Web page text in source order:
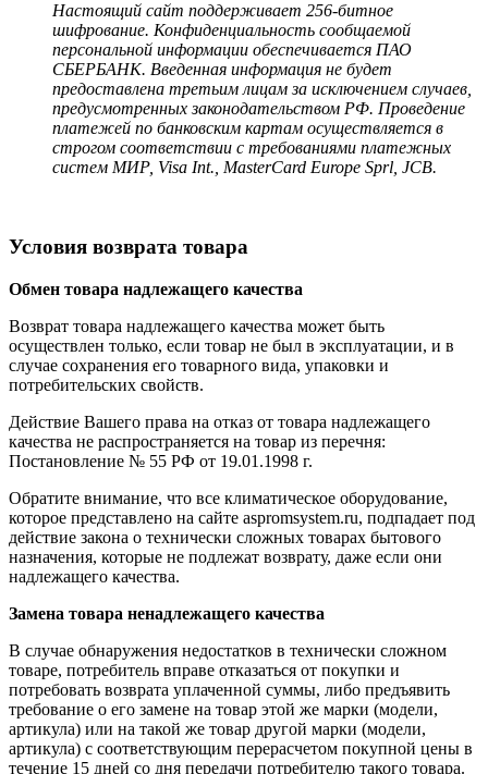
Настоящий сайт поддерживает 256-битное
шифрование. Конфиденциальность сообщаемой
персональной информации обеспечивается ПАО
СБЕРБАНК. Введенная информация не будет
предоставлена третьим лицам за исключением случаев,
предусмотренных законодательством РФ. Проведение
платежей по банковским картам осуществляется в
строгом соответствии с требованиями платежных
систем МИР, Visa Int., MasterCard Europe Sprl, JCB.
Условия возврата товара
Обмен товара надлежащего качества
Возврат товара надлежащего качества может быть
осуществлен только, если товар не был в эксплуатации, и в
случае сохранения его товарного вида, упаковки и
потребительских свойств.
Действие Вашего права на отказ от товара надлежащего
качества не распространяется на товар из перечня:
Постановление № 55 РФ от 19.01.1998 г.
Обратите внимание, что все климатическое оборудование,
которое представлено на сайте aspromsystem.ru, подпадает под
действие закона о технически сложных товарах бытового
назначения, которые не подлежат возврату, даже если они
надлежащего качества.
Замена товара ненадлежащего качества
В случае обнаружения недостатков в технически сложном
товаре, потребитель вправе отказаться от покупки и
потребовать возврата уплаченной суммы, либо предъявить
требование о его замене на товар этой же марки (модели,
артикула) или на такой же товар другой марки (модели,
артикула) с соответствующим перерасчетом покупной цены в
течение 15 дней со дня передачи потребителю такого товара.